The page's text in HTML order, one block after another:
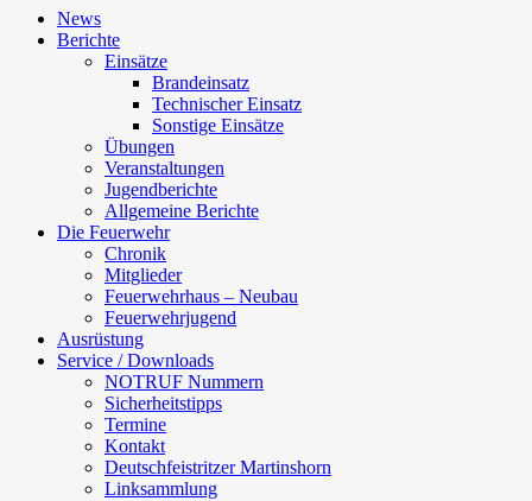
News
Berichte
Einsätze
Brandeinsatz
Technischer Einsatz
Sonstige Einsätze
Übungen
Veranstaltungen
Jugendberichte
Allgemeine Berichte
Die Feuerwehr
Chronik
Mitglieder
Feuerwehrhaus – Neubau
Feuerwehrjugend
Ausrüstung
Service / Downloads
NOTRUF Nummern
Sicherheitstipps
Termine
Kontakt
Deutschfeistritzer Martinshorn
Linksammlung